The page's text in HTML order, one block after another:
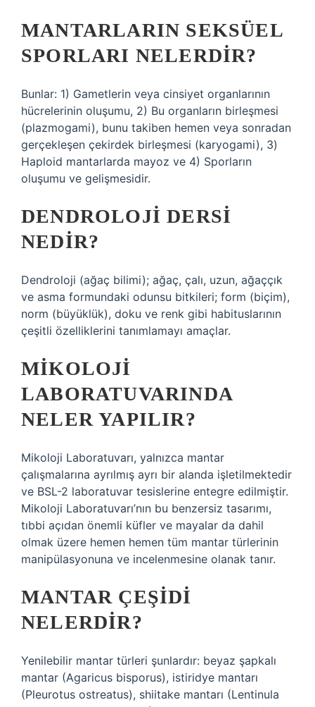
MANTARLARIN SEKSÜEL
SPORLARI NELERDIR?
Bunlar: 1) Gametlerin veya cinsiyet organlarının
hücrelerinin oluşumu, 2) Bu organların birleşmesi
(plazmogami), bunu takiben hemen veya sonradan
gerçekleşen çekirdek birleşmesi (karyogami), 3)
Haploid mantarlarda mayoz ve 4) Sporların
oluşumu ve gelişmesidir.
DENDROLOJI DERSI
NEDIR?
Dendroloji (ağaç bilimi); ağaç, çalı, uzun, ağaççık
ve asma formundaki odunsu bitkileri; form (biçim),
norm (büyüklük), doku ve renk gibi habituslarının
çeşitli özelliklerini tanımlamayı amaçlar.
MIKOLOJI
LABORATUVARINDA
NELER YAPILIR?
Mikoloji Laboratuvarı, yalnızca mantar
çalışmalarına ayrılmış ayrı bir alanda işletilmektedir
ve BSL-2 laboratuvar tesislerine entegre edilmiştir.
Mikoloji Laboratuvarı’nın bu benzersiz tasarımı,
tıbbi açıdan önemli küfler ve mayalar da dahil
olmak üzere hemen hemen tüm mantar türlerinin
manipülasyonuna ve incelenmesine olanak tanır.
MANTAR ÇEŞIDI
NELERDIR?
Yenilebilir mantar türleri şunlardır: beyaz şapkalı
mantar (Agaricus bisporus), istiridye mantarı
(Pleurotus ostreatus), shiitake mantarı (Lentinula